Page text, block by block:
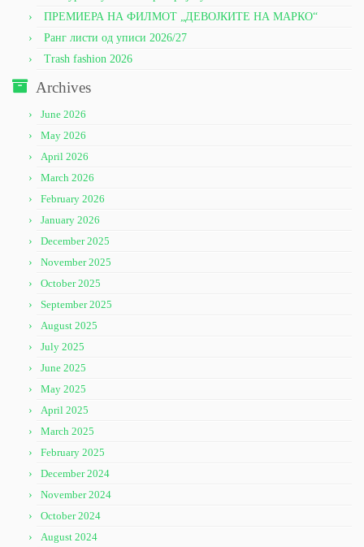
ПРЕМИЕРА НА ФИЛМОТ „ДЕВОЈКИТЕ НА МАРКО“
Ранг листи од уписи 2026/27
Trash fashion 2026
Archives
June 2026
May 2026
April 2026
March 2026
February 2026
January 2026
December 2025
November 2025
October 2025
September 2025
August 2025
July 2025
June 2025
May 2025
April 2025
March 2025
February 2025
December 2024
November 2024
October 2024
August 2024